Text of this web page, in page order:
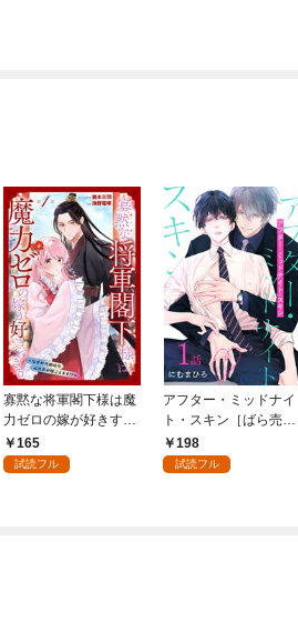
寡黙な将軍閣下様は魔
力ゼロの嫁が好きすぎ
る～なぜか旦那様の心
の声が聞こえます！？
165
試読フル
アフター・ミッドナイ
ト・スキン［ばら売
り］ 第1話
198
試読フル